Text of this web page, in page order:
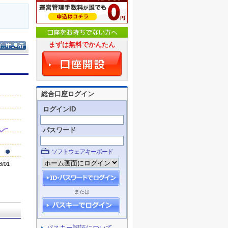
まずは無料でかんたん
総合口座ログイン
ログインID
パスワード
ソフトウェアキーボード
または